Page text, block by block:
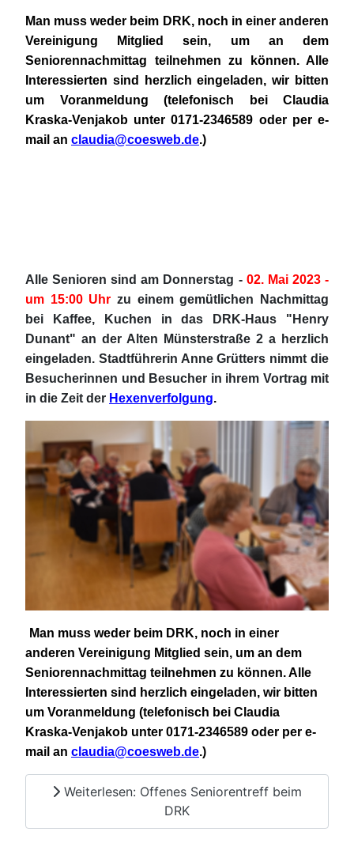
Man muss weder beim DRK, noch in einer anderen
Vereinigung Mitglied sein, um an dem
Seniorennachmittag teilnehmen zu können. Alle
Interessierten sind herzlich eingeladen, wir bitten
um Voranmeldung (telefonisch bei Claudia
Kraska-Venjakob unter 0171-2346589 oder per e-
mail an claudia@coesweb.de.)
Alle Senioren sind am Donnerstag - 02. Mai 2023 -
um 15:00 Uhr zu einem gemütlichen Nachmittag
bei Kaffee, Kuchen in das DRK-Haus "Henry
Dunant" an der Alten Münsterstraße 2 a herzlich
eingeladen. Stadtführerin Anne Grütters nimmt die
Besucherinnen und Besucher in ihrem Vortrag mit
in die Zeit der Hexenverfolgung.
Man muss weder beim DRK, noch in einer
anderen Vereinigung Mitglied sein, um an dem
Seniorennachmittag teilnehmen zu können. Alle
Interessierten sind herzlich eingeladen, wir bitten
um Voranmeldung (telefonisch bei Claudia
Kraska-Venjakob unter 0171-2346589 oder per e-
mail an claudia@coesweb.de.)
Weiterlesen: Offenes Seniorentreff beim
DRK